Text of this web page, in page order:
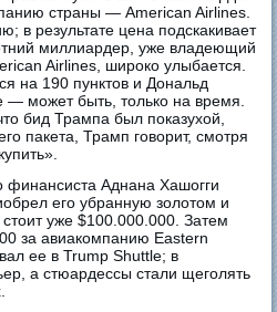
страны — American Airlines.
в результате цена подскакивает
миллиардер, уже владеющий
Airlines, широко улыбается.
на 190 пунктов и Дональд
— может быть, только на время.
бид Трампа был показухой,
пакета, Трамп говорит, смотря
финансиста Аднана Хашогги
его убранную золотом и
уже $100.000.000. Затем
за авиакомпанию Eastern
ее в Trump Shuttle; в
а стюардессы стали щеголять